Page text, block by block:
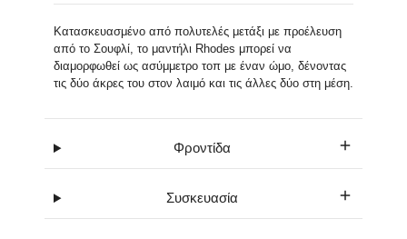
Κατασκευασμένο από πολυτελές μετάξι με προέλευση
από το Σουφλί, το μαντήλι Rhodes μπορεί να
διαμορφωθεί ως ασύμμετρο τοπ με έναν ώμο, δένοντας
τις δύο άκρες του στον λαιμό και τις άλλες δύο στη μέση.
Φροντίδα
Συσκευασία